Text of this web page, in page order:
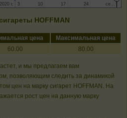
г.
г. се…
се…
33 10
10 17
17 24
24
HOFFMAN
цена
Максимальная цена
60.00 80.00
и мы предлагаем вам
позволяющим следить за динамикой
цен на марку сигарет HOFFMAN. На
рост цен на данную марку